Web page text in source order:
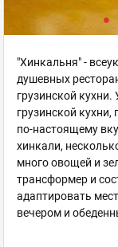
"Хинкальня" -
душевных
грузинской
грузинской
по-настоящему
хинкали,
много овощей и
трансформер и
адаптировать
вечером и